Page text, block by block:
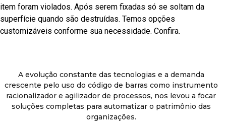
item foram violados. Após serem fixadas só se soltam da
superfície quando são destruídas. Temos opções
customizáveis conforme sua necessidade. Confira.
A evolução constante das tecnologias e a demanda
crescente pelo uso do código de barras como instrumento
racionalizador e agilizador de processos, nos levou a focar
soluções completas para automatizar o patrimônio das
organizações.